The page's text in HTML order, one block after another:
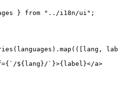
} from " ../i18n/ui " ;
(languages) . map ( ( lang ,
={ ` /${ lang } / ` }>{ label }</a>